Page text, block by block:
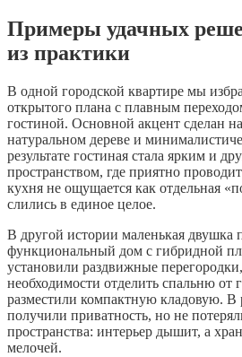
Примеры удачных
из практики
В одной городской квартире мы
открытого плана с плавным
гостиной. Основной акцент сделан
натуральном дереве и
результате гостиная стала ярким и
пространством, где приятно
кухня не ощущается как отдельная
слились в единое целое.
В другой истории маленькая двушка
функциональный дом с гибридной
установили раздвижные
необходимости отделить спальню от
разместили компактную кладовую. В
получили приватность, но не
пространства: интерьер дышит, а
мелочей.